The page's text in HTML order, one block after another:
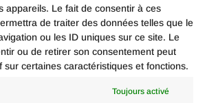
appareils. Le fait de consentir à ces
de traiter des données telles que le
ou les ID uniques sur ce site. Le
ou de retirer son consentement peut
sur certaines caractéristiques et fonctions.
Toujours activé